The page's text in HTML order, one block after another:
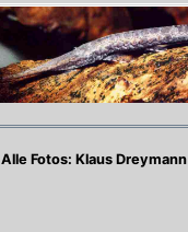
Alle Fotos: Klaus Dreymann